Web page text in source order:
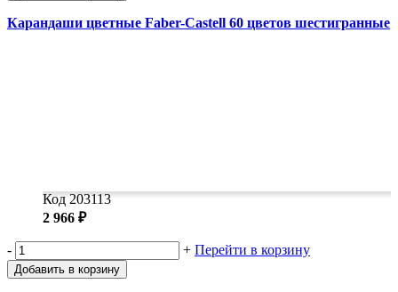
Карандаши цветные Faber-Castell 60 цветов шестигранные
Код 203113
2 966 ₽
- + Перейти в корзину
Добавить в корзину